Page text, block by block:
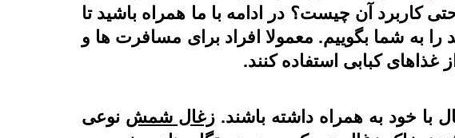
کاربرد آن چیست؟ در ادامه با ما همراه باشید تا
را به شما بگوییم. معمولا افراد برای مسافرت ها و
کبابی استفاده کنند.
با خود به همراه داشته باشند. زغال شمش نوعی